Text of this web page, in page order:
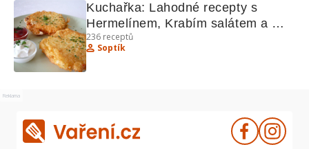
Kuchařka: Lahodné recepty s
Hermelínem, Krabím salátem a
dalšími pochoutkami
236 receptů
Soptík
Reklama